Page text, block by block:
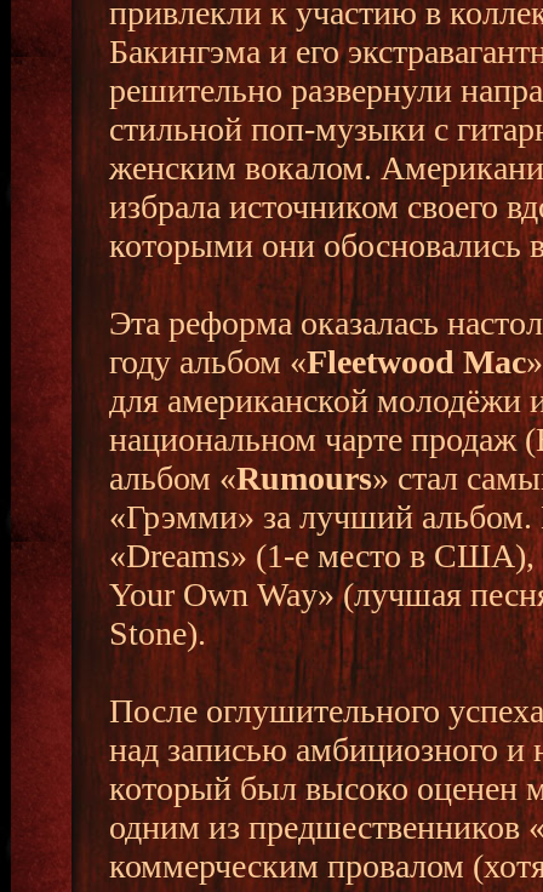
привлекли к участию в
Бакингэма и его
решительно развернули
стильной поп-музыки с
женским вокалом.
избрала источником своего
которыми они обосновались
Эта реформа оказалась
году альбом «Fleetwood Mac
для американской молодёжи
национальном чарте
альбом «Rumours» стал
«Грэмми» за лучший альбом.
«Dreams» (1-е место в
Your Own Way» (лучшая
Stone).
После оглушительного
над записью амбициозного и
который был высоко оценен
одним из предшественников
коммерческим провалом